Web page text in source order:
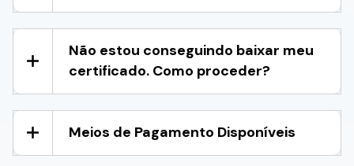
Não estou conseguindo baixar meu
certificado. Como proceder?
Meios de Pagamento Disponíveis